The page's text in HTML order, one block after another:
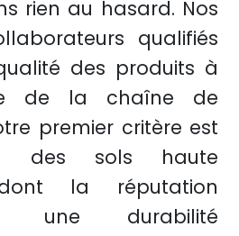
rien au hasard. Nos
qualifiés
des produits à
de la chaîne de
premier critère est
des sols haute
la réputation
une durabilité